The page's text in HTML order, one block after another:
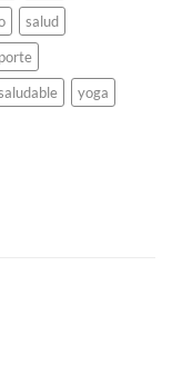
salud
yoga